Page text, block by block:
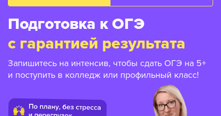
Подготовка к ОГЭ
с гарантией результата
Запишитесь на интенсив, чтобы сдать ОГЭ на 5+
и поступить в колледж или профильный класс!